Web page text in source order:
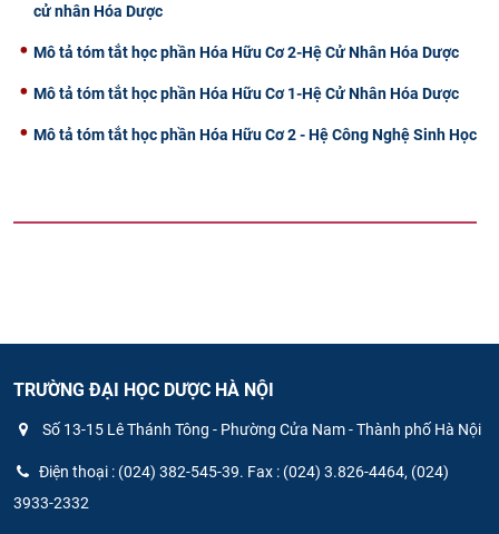
cử nhân Hóa Dược
Mô tả tóm tắt học phần Hóa Hữu Cơ 2-Hệ Cử Nhân Hóa Dược
Mô tả tóm tắt học phần Hóa Hữu Cơ 1-Hệ Cử Nhân Hóa Dược
Mô tả tóm tắt học phần Hóa Hữu Cơ 2 - Hệ Công Nghệ Sinh Học
TRƯỜNG ĐẠI HỌC DƯỢC HÀ NỘI
Số 13-15 Lê Thánh Tông - Phường Cửa Nam - Thành phố Hà Nội
Điện thoại : (024) 382-545-39. Fax : (024) 3.826-4464, (024)
3933-2332